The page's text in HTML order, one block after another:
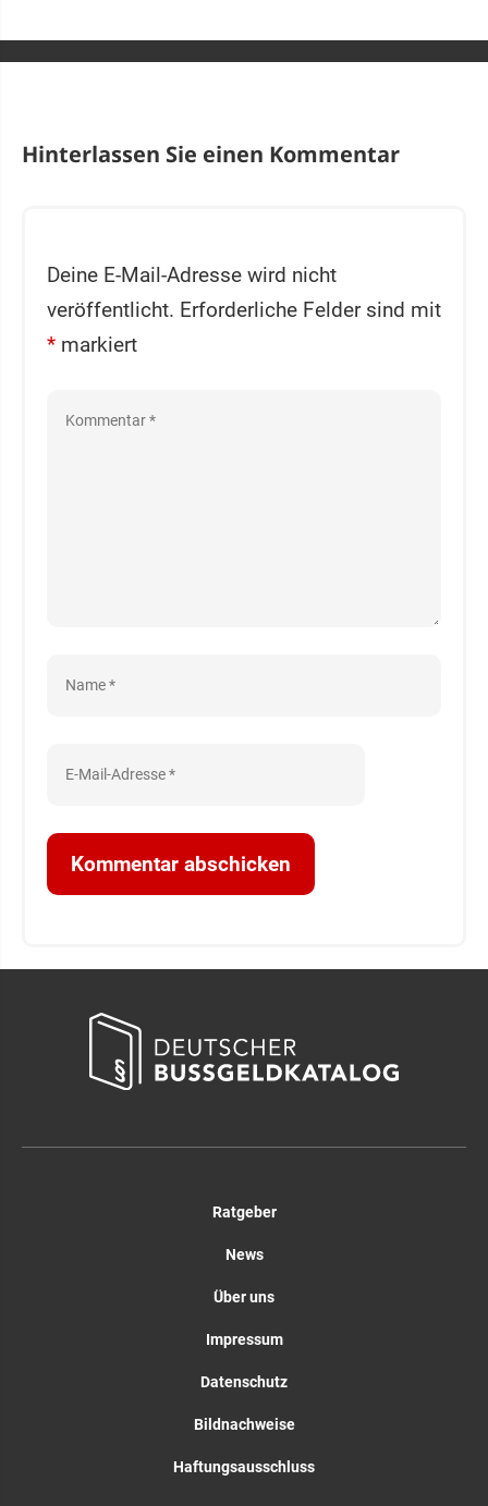
Hinterlassen Sie einen Kommentar
Deine E-Mail-Adresse wird nicht
veröffentlicht. Erforderliche Felder sind mit
* markiert
Ratgeber
News
Über uns
Impressum
Datenschutz
Bildnachweise
Haftungsausschluss